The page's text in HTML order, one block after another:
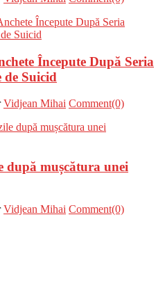
Începute După Seria
de Suicid
Vidjean Mihai Comment(0)
după mușcătura unei
Vidjean Mihai Comment(0)